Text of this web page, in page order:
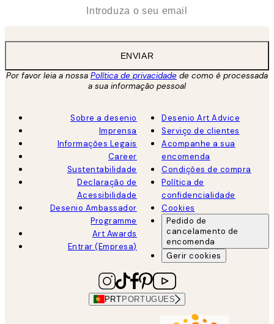
ENVIAR
Por favor leia a nossa Política de privacidade de como é processada
a sua informação pessoal
Sobre a desenio
Imprensa
Informações Legais
Career
Sustentabilidade
Declaração de
Acessibilidade
Desenio Ambassador
Programme
Art Awards
Entrar (Empresa)
Desenio Art Advice
Serviço de clientes
Acompanhe a sua
encomenda
Condições de compra
Política de
confidencialidade
Cookies
Pedido de
cancelamento de
encomenda
Gerir cookies
PRT PORTUGUES